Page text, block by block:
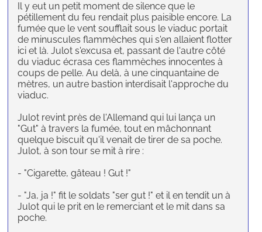
Il y eut un petit moment de silence que le
pétillement du feu rendait plus paisible encore. La
fumée que le vent soufflait sous le viaduc portait
de minuscules flammèches qui s'en allaient flotter
ici et là. Julot s'excusa et, passant de l'autre côté
du viaduc écrasa ces flammèches innocentes à
coups de pelle. Au delà, à une cinquantaine de
mètres, un autre bastion interdisait l'approche du
viaduc.
Julot revint près de l'Allemand qui lui lança un
"Gut" à travers la fumée, tout en mâchonnant
quelque biscuit qu'il venait de tirer de sa poche.
Julot, à son tour se mit à rire :
- "Cigarette, gâteau ! Gut !"
- "Ja, ja !" fit le soldats "ser gut !" et il en tendit un à
Julot qui le prit en le remerciant et le mit dans sa
poche.